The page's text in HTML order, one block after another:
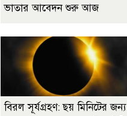
ভাতার আবেদন শুরু আজ
বিরল সূর্যগ্রহণ: ছয় মিনিটের জন্য